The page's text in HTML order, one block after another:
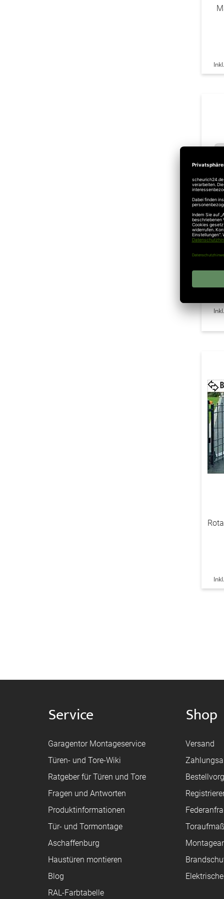
Service
Garagentor Montageservice
Türen- und Tore-Wiki
Ratgeber für Türen und Tore
Fragen und Antworten
Produktinformationen
Tür- und Tormontage
Aschaffenburg
Haustüren montieren
Blog
RAL-Farbtabelle
Shop
Versand